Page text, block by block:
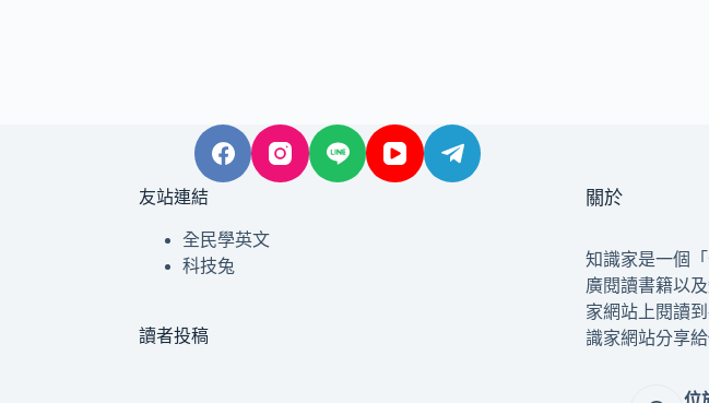
友站連結
全民學英文
科技兔
讀者投稿
關於
知識家是一個
廣閱讀書籍以
家網站上閱讀
識家網站分享